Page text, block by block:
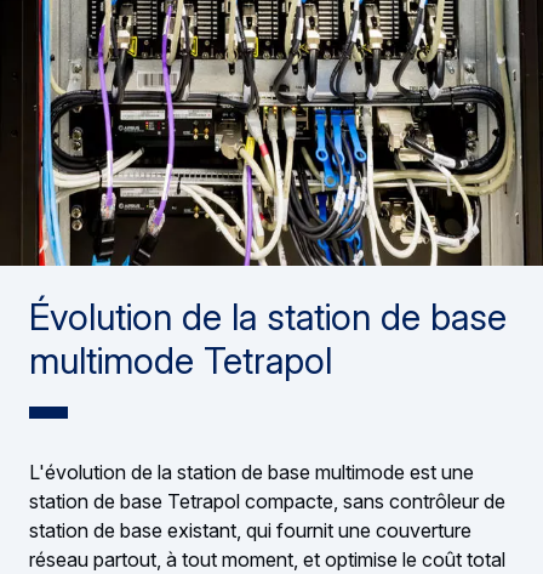
Évolution de la station de base
multimode Tetrapol
L'évolution de la station de base multimode est une
station de base Tetrapol compacte, sans contrôleur de
station de base existant, qui fournit une couverture
réseau partout, à tout moment, et optimise le coût total